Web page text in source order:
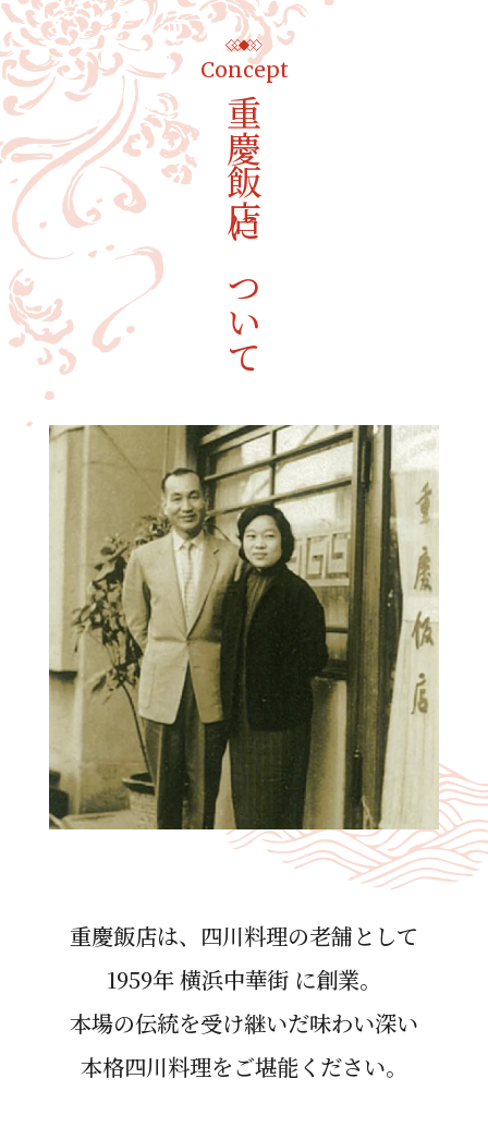
Concept
重慶飯店について
重慶飯店は、四川料理の⽼舗として
1959年 横浜中華街 に創業。
本場の伝統を受け継いだ味わい深い
本格四川料理をご堪能ください。